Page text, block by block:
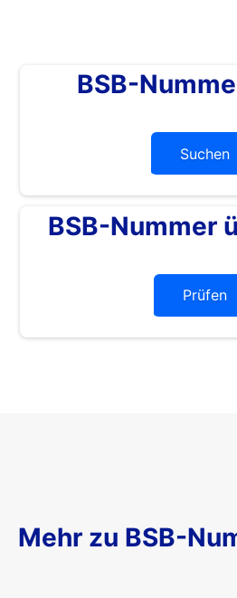
BSB-
Suchen
BSB-Nummer
Prüfen
Mehr zu BSB-